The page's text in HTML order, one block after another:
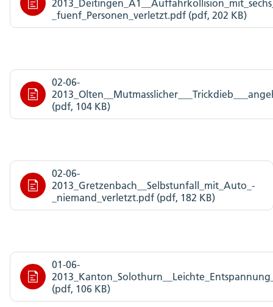
_fuenf_Personen_verletzt.pdf (pdf, 202 KB)
02-06-
(pdf, 104 KB)
02-06-
2013_Gretzenbach__Selbstunfall_mit_Auto_-
_niemand_verletzt.pdf (pdf, 182 KB)
01-06-
(pdf, 106 KB)